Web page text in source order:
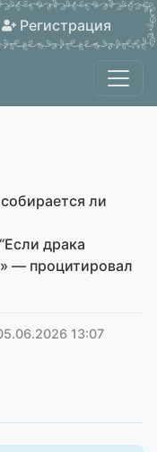
Регистрация
ли
драка
— процитировал
13:07